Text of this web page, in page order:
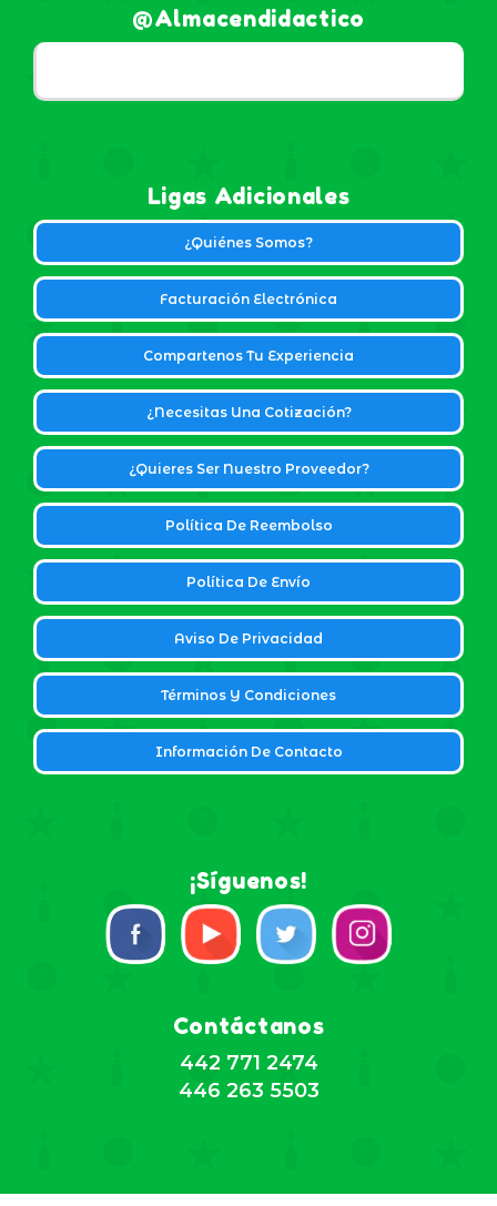
@almacendidactico
Ligas Adicionales
¿Quiénes Somos?
Facturación Electrónica
Compartenos Tu Experiencia
¿Necesitas Una Cotización?
¿Quieres Ser Nuestro Proveedor?
Política De Reembolso
Política De Envío
Aviso De Privacidad
Términos Y Condiciones
Información De Contacto
¡Síguenos!
Contáctanos
442 771 2474
446 263 5503